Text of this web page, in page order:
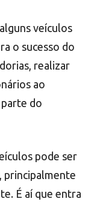
veículos
o sucesso do
realizar
ao
do
pode ser
principalmente
É aí que entra